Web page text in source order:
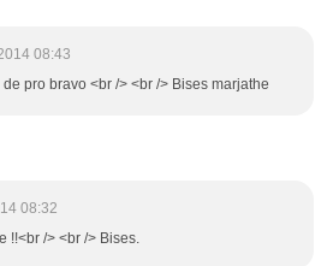
08:43
pro bravo <br /> <br /> Bises marjathe
08:32
!!<br /> <br /> Bises.